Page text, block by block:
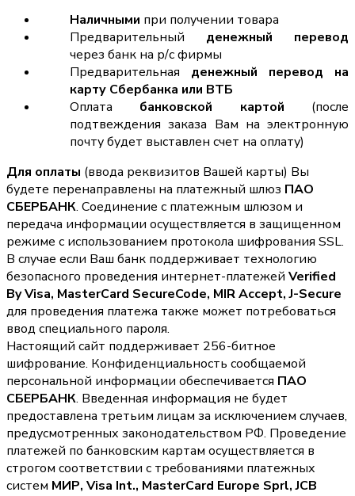
Наличными при получении товара
Предварительный денежный перевод
через банк на р/с фирмы
Предварительная денежный перевод на
карту Сбербанка или ВТБ
Оплата банковской картой (после
подтвеждения заказа Вам на электронную
почту будет выставлен счет на оплату)
Для оплаты (ввода реквизитов Вашей карты) Вы
будете перенаправлены на платежный шлюз ПАО
СБЕРБАНК. Соединение с платежным шлюзом и
передача информации осуществляется в защищенном
режиме с использованием протокола шифрования SSL.
В случае если Ваш банк поддерживает технологию
безопасного проведения интернет-платежей Verified
By Visa, MasterCard SecureCode, MIR Accept, J-Secure
для проведения платежа также может потребоваться
ввод специального пароля.
Настоящий сайт поддерживает 256-битное
шифрование. Конфиденциальность сообщаемой
персональной информации обеспечивается ПАО
СБЕРБАНК. Введенная информация не будет
предоставлена третьим лицам за исключением случаев,
предусмотренных законодательством РФ. Проведение
платежей по банковским картам осуществляется в
строгом соответствии с требованиями платежных
систем МИР, Visa Int., MasterCard Europe Sprl, JCB